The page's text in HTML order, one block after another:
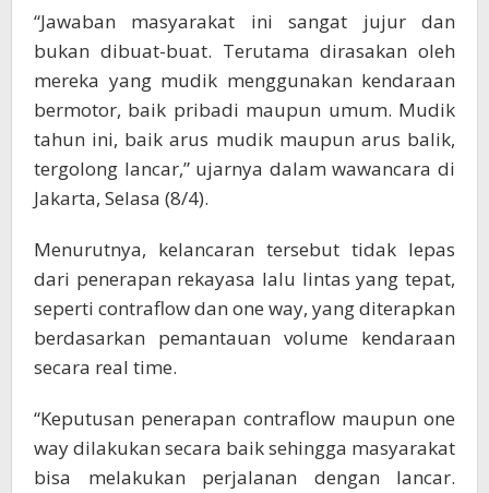
“Jawaban masyarakat ini sangat jujur dan
bukan dibuat-buat. Terutama dirasakan oleh
mereka yang mudik menggunakan kendaraan
bermotor, baik pribadi maupun umum. Mudik
tahun ini, baik arus mudik maupun arus balik,
tergolong lancar,” ujarnya dalam wawancara di
Jakarta, Selasa (8/4).
Menurutnya, kelancaran tersebut tidak lepas
dari penerapan rekayasa lalu lintas yang tepat,
seperti contraflow dan one way, yang diterapkan
berdasarkan pemantauan volume kendaraan
secara real time.
“Keputusan penerapan contraflow maupun one
way dilakukan secara baik sehingga masyarakat
bisa melakukan perjalanan dengan lancar.